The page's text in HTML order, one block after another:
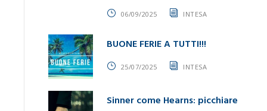
06/09/2025 INTESA
BUONE FERIE A TUTTI!!!
25/07/2025 INTESA
Sinner come Hearns: picchiare